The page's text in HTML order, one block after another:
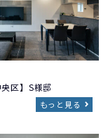
央区】S様邸
もっと見る